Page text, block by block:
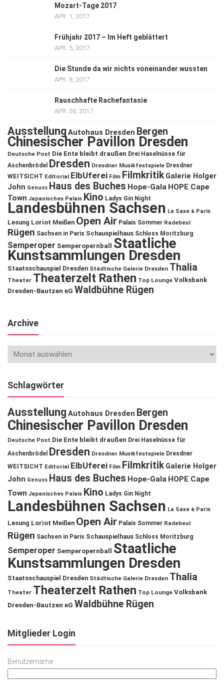
Mozart-Tage 2017
APR. 1, 2017
Frühjahr 2017 – Im Heft geblättert
APR. 5, 2017
Die Stunde da wir nichts voneinander wussten
APR. 8, 2017
Rauschhafte Rachefantasie
APR. 26, 2017
Ausstellung Autohaus Dresden Bergen
Chinesischer Pavillon Dresden
Deutsche Post Die Ente bleibt draußen Drei Haselnüsse für
Aschenbrödel
Dresden Dresdner Musikfestspiele Dresdner
WEITSICHT Editorial ElbUferei Film Filmkritik Galerie Holger
John Genuss Haus des Buches Hope-Gala HOPE Cape
Town Japanisches Palais Kino Ladys Gin Night
Landesbühnen Sachsen La Saxe à Paris
Lesung Loriot Meißen Open Air Palais Sommer Radebeul
Rügen Sachsen in Paris Schauspielhaus Schloss Moritzburg
Semperoper Semperopernball Staatliche
Kunstsammlungen Dresden
Staatsschauspiel Dresden Städtische Galerie Dresden Thalia
Theater Theaterzelt Rathen Top Lounge Volksbank
Dresden-Bautzen eG Waldbühne Rügen
Archive
Schlagwörter
Ausstellung Autohaus Dresden Bergen
Chinesischer Pavillon Dresden
Deutsche Post Die Ente bleibt draußen Drei Haselnüsse für
Aschenbrödel
Dresden Dresdner Musikfestspiele Dresdner
WEITSICHT Editorial ElbUferei Film Filmkritik Galerie Holger
John Genuss Haus des Buches Hope-Gala HOPE Cape
Town Japanisches Palais Kino Ladys Gin Night
Landesbühnen Sachsen La Saxe à Paris
Lesung Loriot Meißen Open Air Palais Sommer Radebeul
Rügen Sachsen in Paris Schauspielhaus Schloss Moritzburg
Semperoper Semperopernball
Staatliche
Kunstsammlungen Dresden
Staatsschauspiel Dresden Städtische Galerie Dresden Thalia
Theater Theaterzelt Rathen Top Lounge Volksbank
Dresden-Bautzen eG Waldbühne Rügen
Mitglieder Login
Benutzername